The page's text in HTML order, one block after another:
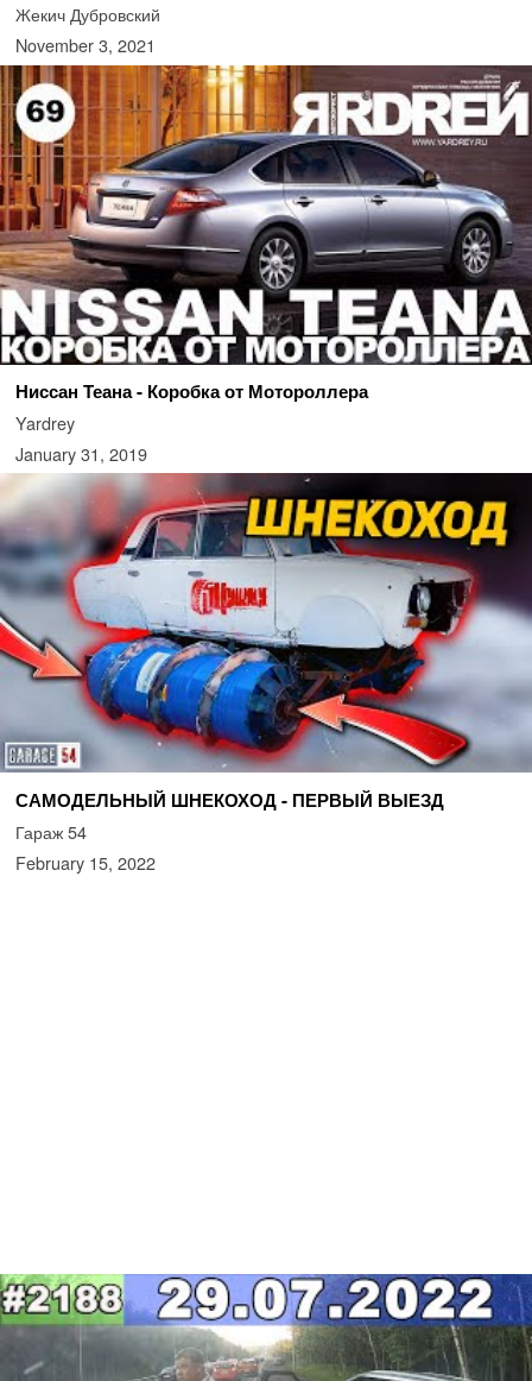
Жекич Дубровский
November 3, 2021
Ниссан Теана - Коробка от Мотороллера
Yardrey
January 31, 2019
САМОДЕЛЬНЫЙ ШНЕКОХОД - ПЕРВЫЙ ВЫЕЗД
Гараж 54
February 15, 2022